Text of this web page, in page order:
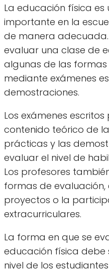
La educación física
importante en la
de manera
evaluar una clase de
algunas de las
mediante exámenes
demostraciones.
Los exámenes
contenido teórico de
prácticas y las
evaluar el nivel de
Los profesores
formas de
proyectos o la
extracurriculares.
La forma en que se
educación física
nivel de los